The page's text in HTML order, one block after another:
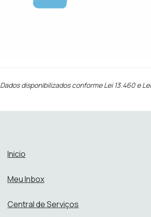
Dados disponibilizados conforme Lei 13.460 e Lei
Inicio
Meu Inbox
Central de Serviços